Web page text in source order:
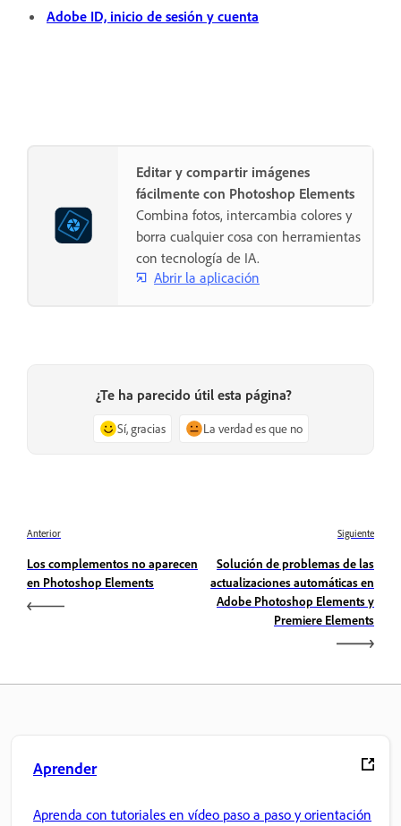
Adobe ID, inicio de sesión y cuenta
Editar y compartir imágenes
fácilmente con Photoshop Elements
Combina fotos, intercambia colores y
borra cualquier cosa con herramientas
con tecnología de IA.
Abrir la aplicación
¿Te ha parecido útil esta página?
Sí, gracias La verdad es que no
Anterior
Los complementos no aparecen
en Photoshop Elements
Siguiente
Solución de problemas de las
actualizaciones automáticas en
Adobe Photoshop Elements y
Premiere Elements
Aprender
Aprenda con tutoriales en vídeo paso a paso y orientación